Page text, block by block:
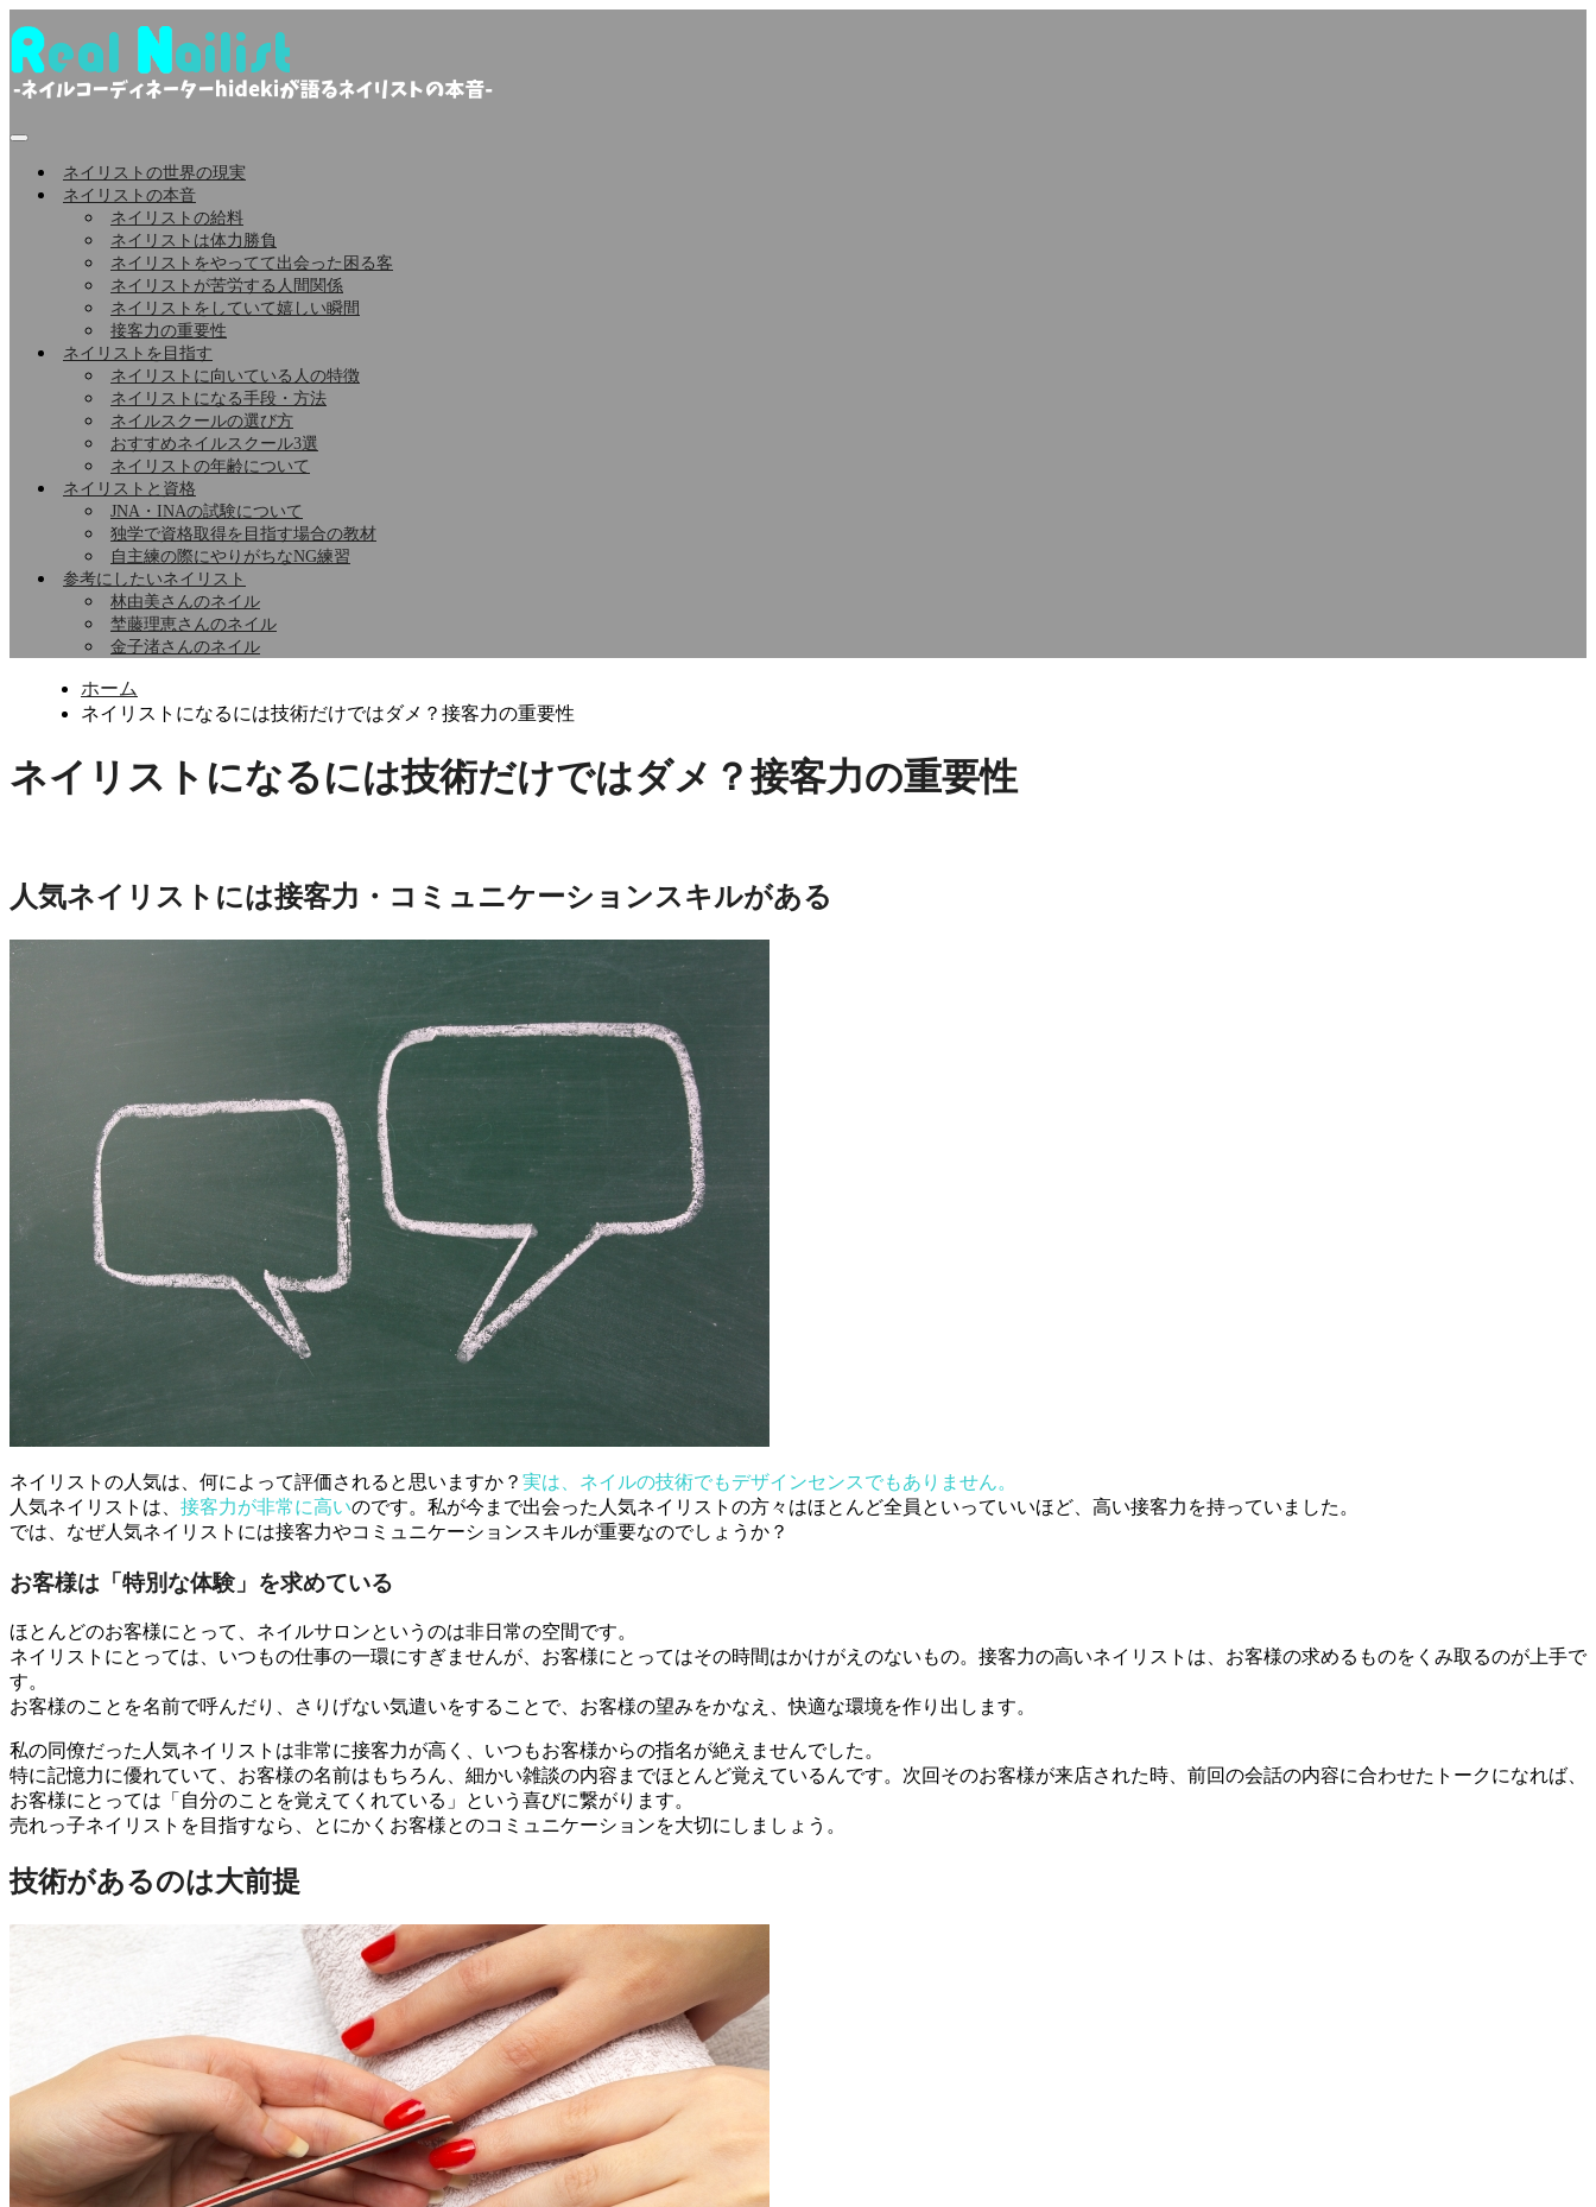
ン
テ
ン
へ
ネイリストの世界の現実
ネイリストの本音
ネイリストの給料
ネイリストは体力勝負
ネイリストをやってて出会った困る客
ネイリストが苦労する人間関係
ネイリストをしていて嬉しい瞬間
接客力の重要性
ネイリストを目指す
ネイリストに向いている人の特徴
ネイリストになる手段・方法
ネイルスクールの選び方
おすすめネイルスクール3選
ネイリストの年齢について
ネイリストと資格
JNA・INAの試験について
独学で資格取得を目指す場合の教材
自主練の際にやりがちなNG練習
参考にしたいネイリスト
林由美さんのネイル
埜藤理恵さんのネイル
金子渚さんのネイル
ホーム
ネイリストになるには技術だけではダメ？接客力の重要性
ネイリストになるには技術だけではダメ？接客力の重要性
人気ネイリストには接客力・コミュニケーションスキルがある
ネイリストの人気は、何によって評価されると思いますか？ 実は、ネイルの技術でもデザインセンスでもありません。
人気ネイリストは、 接客力が非常に高いのです。私が今まで出会った人気ネイリストの方々はほとんど全員といっていいほど、高い接客力を持っていました。
では、なぜ人気ネイリストには接客力やコミュニケーションスキルが重要なのでしょうか？
お客様は「特別な体験」を求めている
ほとんどのお客様にとって、ネイルサロンというのは非日常の空間です。
ネイリストにとっては、いつもの仕事の一環にすぎませんが、お客様にとってはその時間はかけがえのないもの。接客力の高いネイリストは、お客様の求めるものをくみ取るのが上手で
す。
お客様のことを名前で呼んだり、さりげない気遣いをすることで、お客様の望みをかなえ、快適な環境を作り出します。
私の同僚だった人気ネイリストは非常に接客力が高く、いつもお客様からの指名が絶えませんでした。
特に記憶力に優れていて、お客様の名前はもちろん、細かい雑談の内容までほとんど覚えているんです。次回そのお客様が来店された時、前回の会話の内容に合わせたトークになれば、
お客様にとっては「自分のことを覚えてくれている」という喜びに繋がります。
売れっ子ネイリストを目指すなら、とにかくお客様とのコミュニケーションを大切にしましょう。
技術があるのは大前提